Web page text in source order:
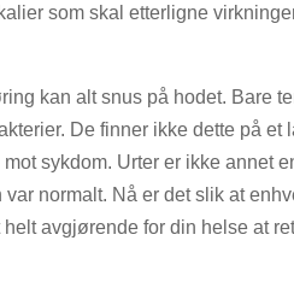
som skal etterligne
kan alt snus på hodet. Bare
De finner ikke dette på et
sykdom. Urter er ikke annet
normalt. Nå er det slik at
avgjørende for din helse at